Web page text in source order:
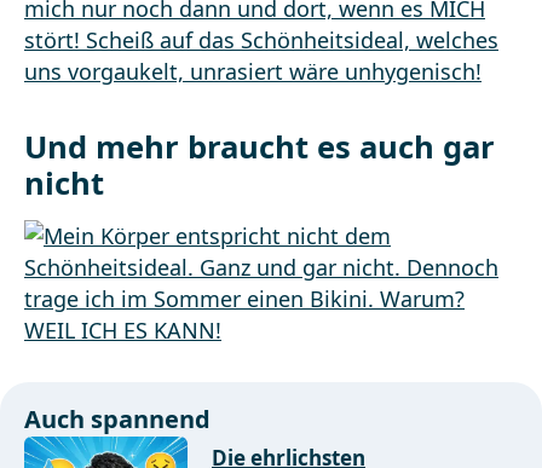
Und mehr braucht es auch gar
nicht
Auch spannend
Die ehrlichsten